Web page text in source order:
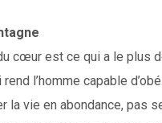
cœur est ce qui a le plus
l’homme capable
la vie en abondance, pas